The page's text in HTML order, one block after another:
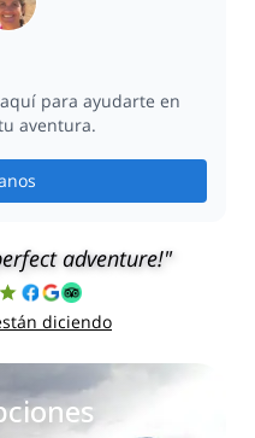
para ayudarte en
aventura.
adventure!"
diciendo